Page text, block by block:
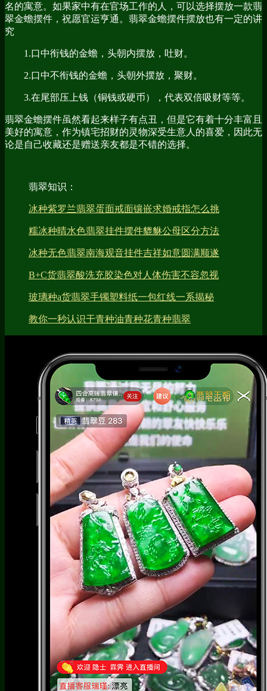
名的寓意。如果家中有在官场工作的人，可以选择摆放一款翡
翠金蟾摆件，祝愿官运亨通。翡翠金蟾摆件摆放也有一定的讲
究
1.口中衔钱的金蟾，头朝内摆放，吐财。
2.口中不衔钱的金蟾，头朝外摆放，聚财。
3.在尾部压上钱（铜钱或硬币），代表双倍吸财等等。
翡翠金蟾摆件虽然看起来样子有点丑，但是它有着十分丰富且
美好的寓意，作为镇宅招财的灵物深受生意人的喜爱，因此无
论是自己收藏还是赠送亲友都是不错的选择。
翡翠知识：
冰种紫罗兰翡翠蛋面戒面镶嵌求婚戒指怎么挑
糯冰种晴水色翡翠挂件摆件貔貅公母区分方法
冰种无色翡翠南海观音挂件吉祥如意圆满顺遂
B+C货翡翠酸洗充胶染色对人体伤害不容忽视
玻璃种a货翡翠手镯塑料纸一包红线一系揭秘
教你一秒认识干青种油青种花青种翡翠